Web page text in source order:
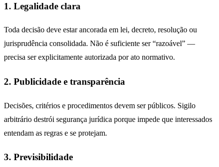
1. Legalidade clara
Toda decisão deve estar ancorada em lei, decreto, resolução ou
jurisprudência consolidada. Não é suficiente ser “razoável” —
precisa ser explicitamente autorizada por ato normativo.
2. Publicidade e transparência
Decisões, critérios e procedimentos devem ser públicos. Sigilo
arbitrário destrói segurança jurídica porque impede que interessados
entendam as regras e se protejam.
3. Previsibilidade